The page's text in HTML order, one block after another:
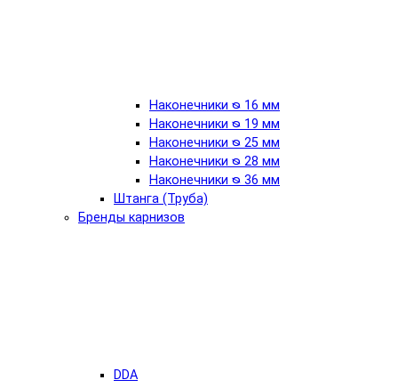
Наконечники ᴓ 16 мм
Наконечники ᴓ 19 мм
Наконечники ᴓ 25 мм
Наконечники ᴓ 28 мм
Наконечники ᴓ 36 мм
Штанга (Труба)
Бренды карнизов
DDA